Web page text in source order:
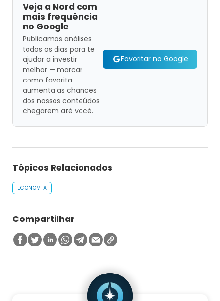
Veja a Nord com
mais frequência
no Google
Publicamos análises
todos os dias para te
ajudar a investir
melhor — marcar
como favorita
aumenta as chances
dos nossos conteúdos
chegarem até você.
Favoritar no Google
Tópicos Relacionados
ECONOMIA
Compartilhar